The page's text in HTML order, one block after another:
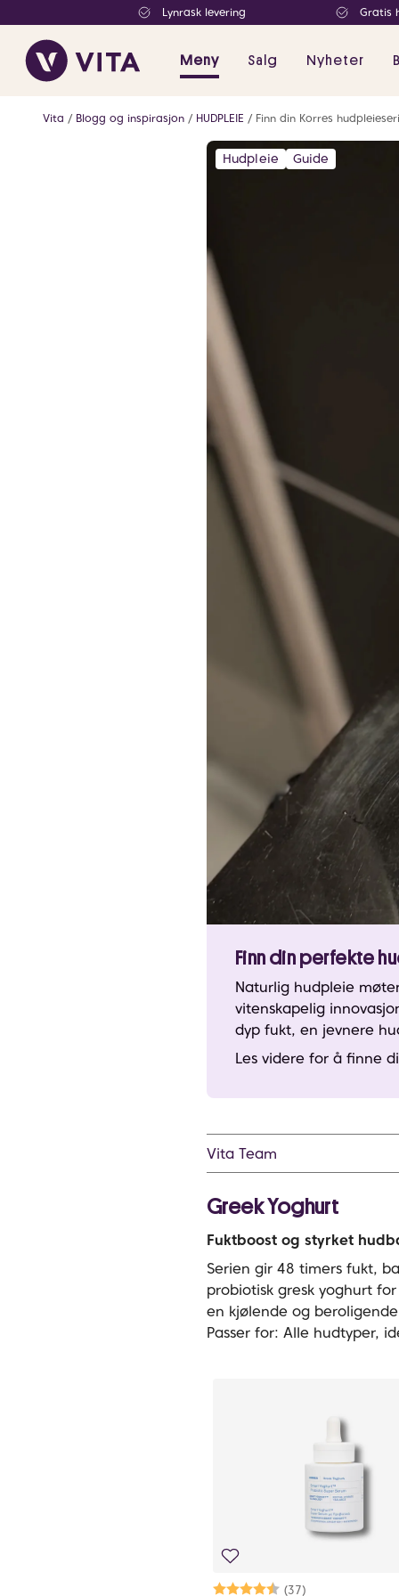
Lynrask levering Gratis
Meny Salg Nyheter
Vita Blogg og inspirasjon HUDPLEIE Finn din Korres
Hudpleie Guide
Finn din perfekte
Naturlig hudpleie
vitenskapelig
dyp fukt, en jevnere
Les videre for å finne
Vita Team
Greek Yoghurt
Fuktboost og styrket
Serien gir 48 timers fukt,
probiotisk gresk yoghurt
en kjølende og
Passer for: Alle hudtyper,
Karakter:
(37)
4.9 av 5 mulige